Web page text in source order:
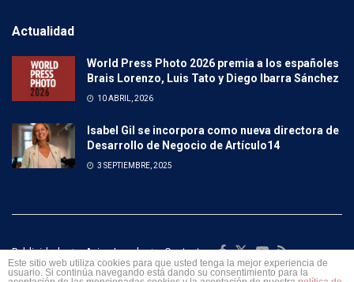
Actualidad
World Press Photo 2026 premia a los españoles
Brais Lorenzo, Luis Tato y Diego Ibarra Sánchez
10 ABRIL, 2026
Isabel Gil se incorpora como nueva directora de
Desarrollo de Negocio de Artículo14
3 SEPTIEMBRE, 2025
Publicidad Aviso Legal Contacto
Este sitio web utiliza cookies para que usted tenga la mejor experiencia de
usuario. Si continúa navegando está dando su consentimiento para la